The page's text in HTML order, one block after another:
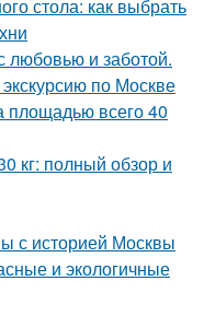
стола: как выбрать
и заботой.
по Москве
площадью всего 40
кг: полный обзор и
с историей Москвы
и экологичные